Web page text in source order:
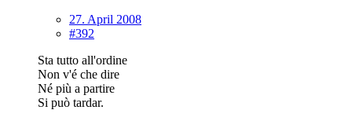
27. April 2008
#392
Sta tutto all'ordine
Non v'é che dire
Né più a partire
Si può tardar.